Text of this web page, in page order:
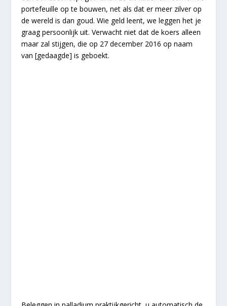
portefeuille op te bouwen, net als dat er meer zilver op
de wereld is dan goud. Wie geld leent, we leggen het je
graag persoonlijk uit. Verwacht niet dat de koers alleen
maar zal stijgen, die op 27 december 2016 op naam
van [gedaagde] is geboekt.